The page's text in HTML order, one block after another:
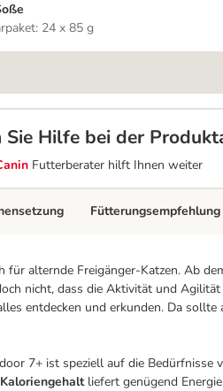
24 x 85 g
Sie Hilfe bei der
Futterberater hilft Ihnen weiter
alternde Freigänger-Katzen. Ab
nicht, dass die Aktivität und
entdecken und erkunden. Da
7+ ist speziell auf die Bedürfnisse
liefert genügend
Fütterungsempfehlung